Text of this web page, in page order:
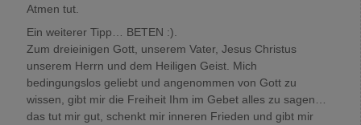
Atmen tut.
Ein weiterer Tipp… BETEN :).
Zum dreieinigen Gott, unserem Vater, Jesus Christus
unserem Herrn und dem Heiligen Geist. Mich
bedingungslos geliebt und angenommen von Gott zu
wissen, gibt mir die Freiheit Ihm im Gebet alles zu sagen…
das tut mir gut, schenkt mir inneren Frieden und gibt mir